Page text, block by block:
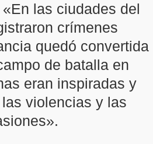
las ciudades del
crímenes
quedó convertida
de batalla en
eran inspiradas y
violencias y las